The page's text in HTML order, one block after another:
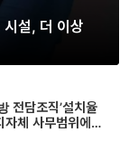
설, 더 이상
전담조직’설치율
체 사무범위에